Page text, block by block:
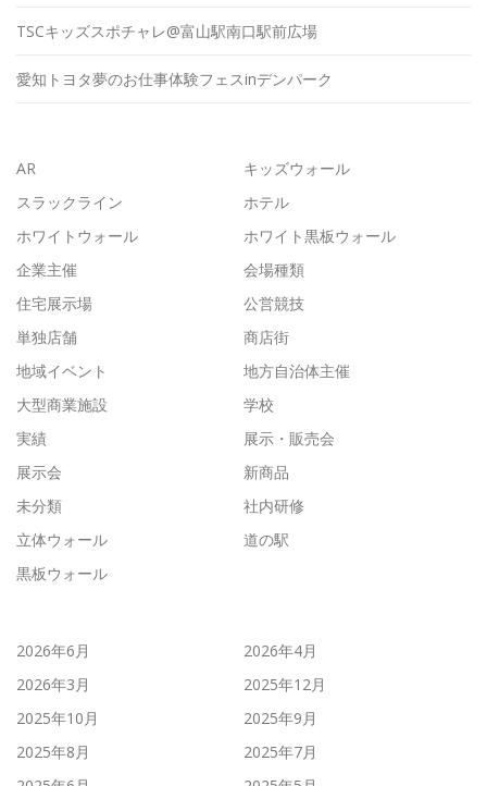
TSCキッズスポチャレ@富山駅南口駅前広場
愛知トヨタ夢のお仕事体験フェスinデンパーク
AR
キッズウォール
スラックライン
ホテル
ホワイトウォール
ホワイト黒板ウォール
企業主催
会場種類
住宅展示場
公営競技
単独店舗
商店街
地域イベント
地方自治体主催
大型商業施設
学校
実績
展示・販売会
展示会
新商品
未分類
社内研修
立体ウォール
道の駅
黒板ウォール
2026年6月
2026年4月
2026年3月
2025年12月
2025年10月
2025年9月
2025年8月
2025年7月